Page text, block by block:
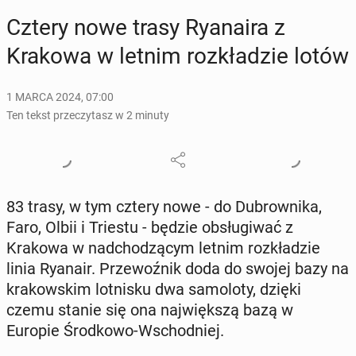
Cztery nowe trasy Ry­ana­ira z
Krakowa w letnim roz­kła­dzie lotów
1 MARCA 2024, 07:00
Ten tekst przeczytasz w 2 minuty
83 trasy, w tym cztery nowe - do Du­brow­ni­ka,
Faro, Olbii i Triestu - będzie ob­słu­gi­wać z
Krakowa w nad­cho­dzą­cym letnim roz­kła­dzie
linia Ryanair. Prze­woź­nik doda do swojej bazy na
kra­kow­skim lot­ni­sku dwa sa­mo­lo­ty, dzięki
czemu stanie się ona naj­więk­szą bazą w
Europie Środ­ko­wo-Wschod­niej.